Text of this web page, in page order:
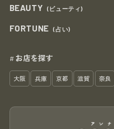
BEAUTY (ビューティ)
FORTUNE (占い)
# お店を探す
大阪 兵庫 京都 滋賀 奈良